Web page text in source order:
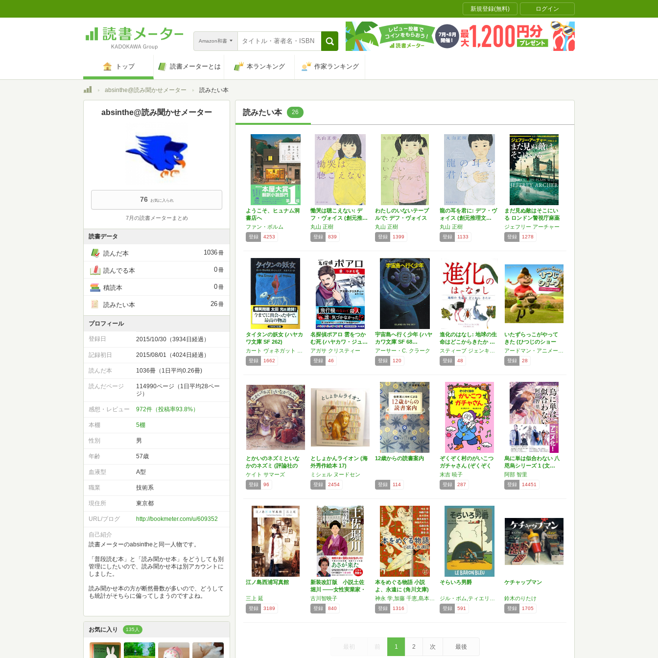
新規登録(無料) ログイン
Amazon和書
トップ 読書メーターとは 本ランキング 作家ランキング
トップabsinthe@読み聞かせメーター 読みたい本
読みたい本 26
ようこそ、ヒュナム洞
書店へ
ファン・ボルム
登録 4253
慟哭は聴こえない: デ
フ・ヴォイス (創元推…
丸山 正樹
登録 839
わたしのいないテーブ
ルで: デフ・ヴォイス
丸山 正樹
登録 1399
龍の耳を君に: デフ・ヴ
ォイス (創元推理文…
丸山 正樹
登録 1133
まだ見ぬ敵はそこにい
る ロンドン警視庁麻薬
取…
ジェフリー アーチャー
登録 1278
タイタンの妖女 (ハヤカ
ワ文庫 SF 262)
登録 1662
名探偵ポアロ 雲をつか
む死 (ハヤカワ・ジュ…
アガサ クリスティー
登録 46
宇宙島へ行く少年 (ハヤ
カワ文庫 SF 68…
アーサー・C. クラーク
登録 120
進化のはなし: 地球の生
命はどこからきたか …
登録 48
いたずらっこがやって
きた (ひつじのショー
ン)
登録 28
とかいのネズミといな
かのネズミ (評論社の
児…
ケイト サマーズ
登録 96
としょかんライオン (海
外秀作絵本 17)
ミシェル ヌードセン
登録 2454
12歳からの読書案内
登録 114
ぞくぞく村のがいこつ
ガチャさん (ぞくぞく
村…
末吉 暁子
登録 287
烏に単は似合わない 八
咫烏シリーズ 1 (文…
阿部 智里
登録 14451
江ノ島西浦写真館
三上 延
登録 3189
新装改訂版 小説土佐
堀川 ――女性実業家・
広…
古川智映子
登録 840
本をめぐる物語 小説
よ、永遠に (角川文庫)
登録 1316
そらいろ男爵
登録 591
ケチャップマン
鈴木のりたけ
登録 1705
最初 前 1 2 次 最後
absinthe@読み聞かせメーター
76 お気に入られ
7月の読書メーターまとめ
読書データ
読んだ本 1036冊
読んでる本 0冊
積読本 0冊
読みたい本 26冊
プロフィール
登録日 2015/10/30（3934日経過）
記録初日 2015/08/01（4024日経過）
読んだ本 1036冊（1日平均0.26冊)
読んだページ
114990ページ（1日平均28ペー
ジ）
感想・レビュー 972件（投稿率93.8%）
本棚 5棚
性別 男
年齢 57歳
血液型 A型
職業 技術系
現住所 東京都
URL/ブログ http://bookmeter.com/u/609352
自己紹介
読書メーターのabsintheと同一人物です。
「普段読む本」と「読み聞かせ本」をどうしても別
管理にしたいので、読み聞かせ本は別アカウントに
しました。
読み聞かせ本の方が断然冊数が多いので、どうして
も統計がそちらに偏ってしまうのですよね。
お気に入り 135人